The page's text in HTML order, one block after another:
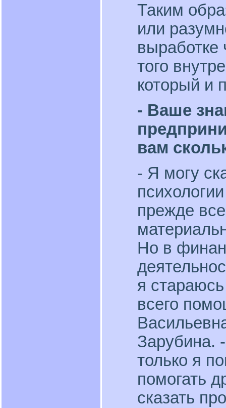
Таким
или
выработке
того
который и
- Ваше
вам
- Я могу
прежде
Но в
я
всего
Зарубина.
только я
помогать
сказать